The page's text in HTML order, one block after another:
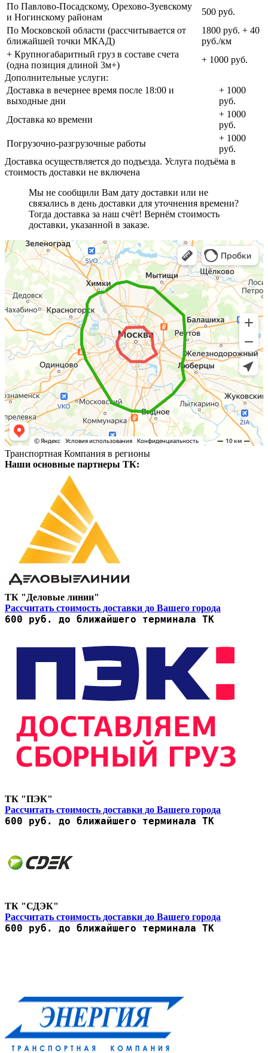
По Павлово-Посадскому, Орехово-Зуевскому
и Ногинскому районам
500 руб.
По Московской области (рассчитывается от
ближайшей точки МКАД)
1800 руб. + 40
руб./км
+ Крупногабаритный груз в составе счета
(одна позиция длиной 3м+)
+ 1000 руб.
Дополнительные услуги:
Доставка в вечернее время после 18:00 и
выходные дни
+ 1000
руб.
Доставка ко времени
+ 1000
руб.
Погрузочно-разгрузочные работы
+ 1000
руб.
Доставка осуществляется до подъезда. Услуга подъёма в
стоимость доставки не включена
Мы не сообщили Вам дату доставки или не
связались в день доставки для уточнения времени?
Тогда доставка за наш счёт! Вернём стоимость
доставки, указанной в заказе.
Транспортная Компания в регионы
Наши основные партнеры ТК:
ТК "Деловые линии"
Рассчитать стоимость доставки до Вашего города
600 руб. до ближайшего терминала ТК
ТК "ПЭК"
Рассчитать стоимость доставки до Вашего города
600 руб. до ближайшего терминала ТК
ТК "СДЭК"
Рассчитать стоимость доставки до Вашего города
600 руб. до ближайшего терминала ТК